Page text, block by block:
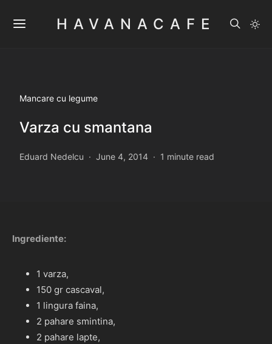
HAVANACAFE
Mancare cu legume
Varza cu smantana
Eduard Nedelcu June 4, 2014 1 minute read
Ingrediente:
1 varza,
150 gr cascaval,
1 lingura faina,
2 pahare smintina,
2 pahare lapte,